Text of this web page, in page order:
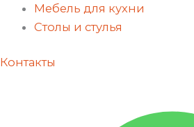
Мебель для кухни
Столы и стулья
Контакты